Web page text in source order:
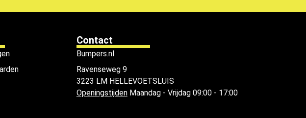
Contact
Bumpers.nl
Ravenseweg 9
3223 LM HELLEVOETSLUIS
OpeningstijdenMaandag - Vrijdag 09:00 - 17:00